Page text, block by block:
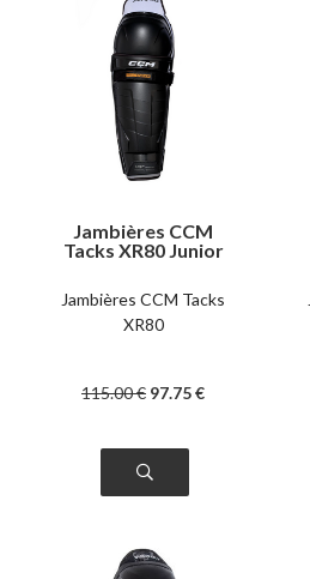
Jambières CCM
Tacks XR80 Junior
Jambières CCM Tacks
XR80
115.00€ 97.75€